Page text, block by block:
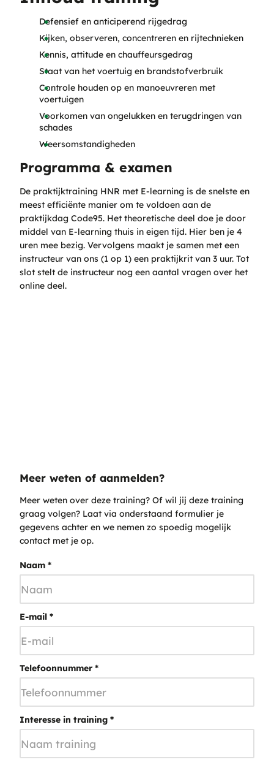
Defensief en anticiperend rijgedrag
Kijken, observeren, concentreren en rijtechnieken
Kennis, attitude en chauffeursgedrag
Staat van het voertuig en brandstofverbruik
Controle houden op en manoeuvreren met
voertuigen
Voorkomen van ongelukken en terugdringen van
schades
Weersomstandigheden
Programma & examen
De praktijktraining HNR met E-learning is de snelste en
meest efficiënte manier om te voldoen aan de
praktijkdag Code95. Het theoretische deel doe je door
middel van E-learning thuis in eigen tijd. Hier ben je 4
uren mee bezig. Vervolgens maakt je samen met een
instructeur van ons (1 op 1) een praktijkrit van 3 uur. Tot
slot stelt de instructeur nog een aantal vragen over het
online deel.
Meer weten of aanmelden?
Meer weten over deze training? Of wil jij deze training
graag volgen? Laat via onderstaand formulier je
gegevens achter en we nemen zo spoedig mogelijk
contact met je op.
Naam *
E-mail *
Telefoonnummer *
Interesse in training *